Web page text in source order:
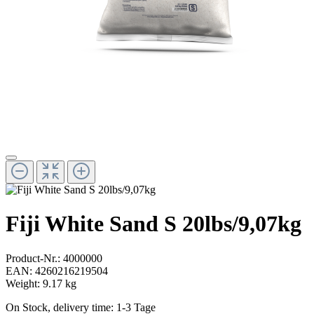
Fiji White Sand S 20lbs/9,07kg
Product-Nr.: 4000000
EAN: 4260216219504
Weight: 9.17 kg
On Stock, delivery time: 1-3 Tage